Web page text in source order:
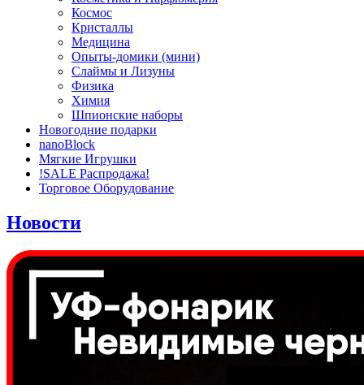
Космос
Кристаллы
Медицина
Опыты-домики (мини)
Слаймы и Лизуны
Физика
Химия
Шпионские наборы
Новогодние подарки
nanoBlock
Мягкие Игрушки
!SALE Распродажа!
Торговое Оборудование
Новости